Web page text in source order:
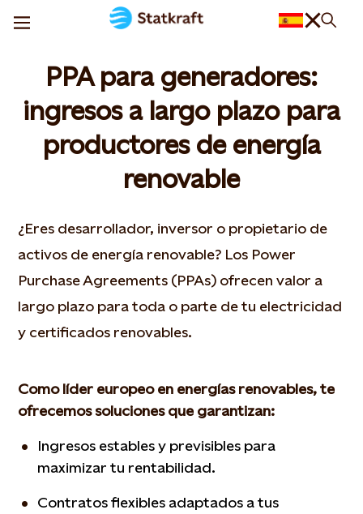
PPA para generadores:
ingresos a largo plazo para
productores de energía
renovable
¿Eres desarrollador, inversor o propietario de
activos de energía renovable? Los Power
Purchase Agreements (PPAs) ofrecen valor a
largo plazo para toda o parte de tu electricidad
y certificados renovables.
Como líder europeo en energías renovables, te
ofrecemos soluciones que garantizan:
Ingresos estables y previsibles para
maximizar tu rentabilidad.
Contratos flexibles adaptados a tus